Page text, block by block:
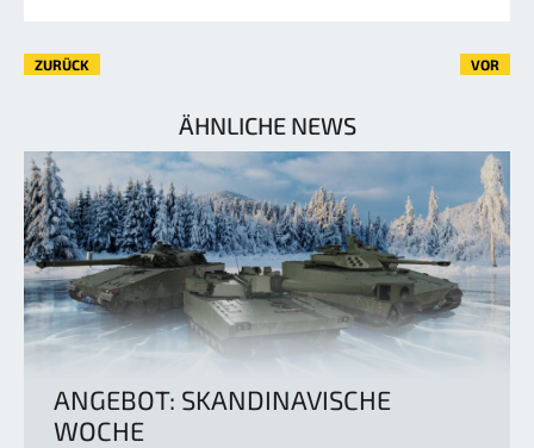
ZURÜCK VOR
ÄHNLICHE NEWS
ANGEBOT: SKANDINAVISCHE
WOCHE